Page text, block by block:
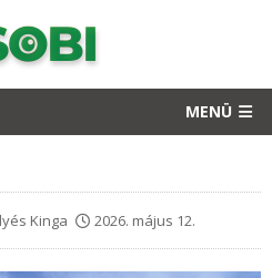
MENÜ
Kinga 2026. május 12.